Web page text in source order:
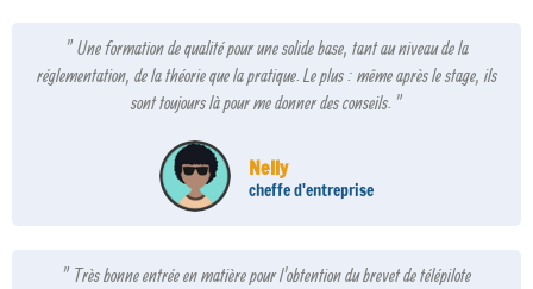
" Une formation de qualité pour une solide base, tant au niveau de la
réglementation, de la théorie que la pratique. Le plus : même après le stage, ils
sont toujours là pour me donner des conseils. "
Nelly
cheffe d'entreprise
" Très bonne entrée en matière pour l'obtention du brevet de télépilote